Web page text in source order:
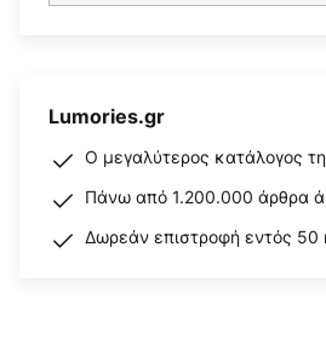
Lumories.gr
Ο μεγαλύτερος κατάλογος
Πάνω από 1.200.000 άρθρα
Δωρεάν επιστροφή εντός